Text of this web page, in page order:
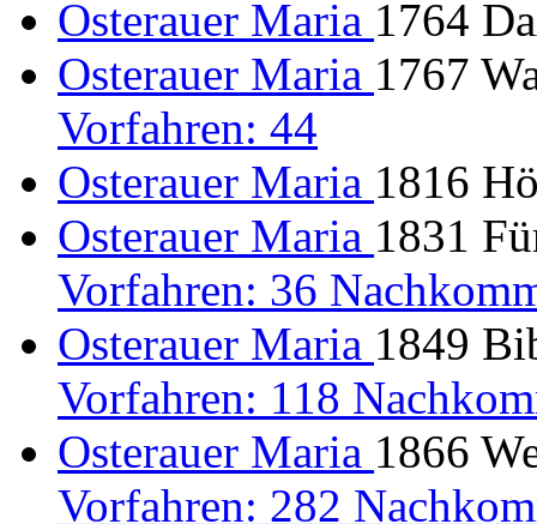
Osterauer Maria 1764
Osterauer Maria 1767
Vorfahren: 44
Osterauer Maria 1816
Osterauer Maria 1831
Vorfahren: 36
Osterauer Maria 1849
Vorfahren: 118
Osterauer Maria 1866
Vorfahren: 282